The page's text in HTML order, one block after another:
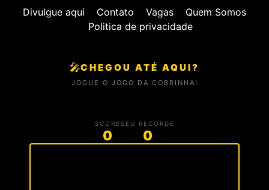
Divulgue aqui Contato Vagas
Quem Somos
Politica de privacidade
🎤CHEGOU ATÉ AQUI?
JOGUE O JOGO DA COBRINHA!
SCORE
0
SEU RECORDE
0